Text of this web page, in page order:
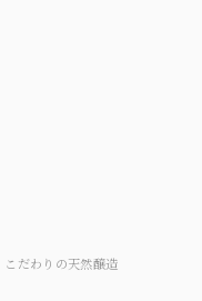
だわりの天然醸造